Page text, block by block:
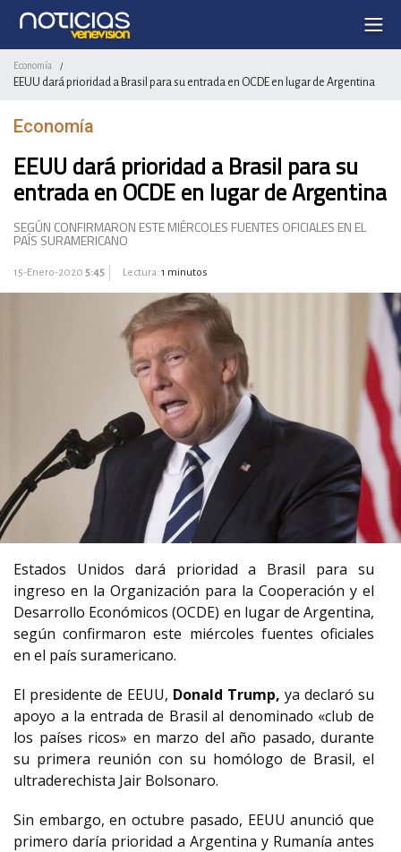
Economía /
EEUU dará prioridad a Brasil para su entrada en OCDE en lugar de Argentina
Economía
EEUU dará prioridad a Brasil para su
entrada en OCDE en lugar de Argentina
SEGÚN CONFIRMARON ESTE MIÉRCOLES FUENTES OFICIALES EN EL
PAÍS SURAMERICANO
15-Enero-2020 5:45 Lectura: 1 minutos
Estados Unidos dará prioridad a Brasil para su
ingreso en la Organización para la Cooperación y el
Desarrollo Económicos (OCDE) en lugar de Argentina,
según confirmaron este miércoles fuentes oficiales
en el país suramericano.
El presidente de EEUU, Donald Trump, ya declaró su
apoyo a la entrada de Brasil al denominado «club de
los países ricos» en marzo del año pasado, durante
su primera reunión con su homólogo de Brasil, el
ultraderechista Jair Bolsonaro.
Sin embargo, en octubre pasado, EEUU anunció que
primero daría prioridad a Argentina y Rumanía antes